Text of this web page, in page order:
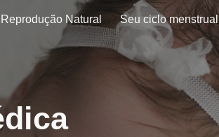
Skip to navigation
Reprodução Natural Seu ciclo menstrual